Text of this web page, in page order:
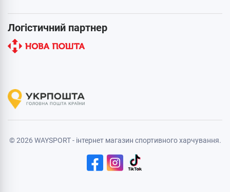
Логістичний партнер
© 2026 WAYSPORT - інтернет магазин спортивного харчування.